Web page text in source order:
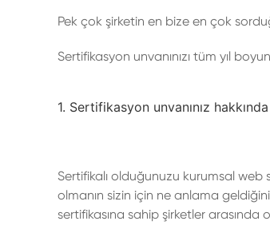
Pek çok şirketin en bize en çok
Sertifikasyon unvanınızı tüm yıl
1. Sertifikasyon unvanınız
Sertifikalı olduğunuzu kurumsal web
olmanın sizin için ne anlama
sertifikasına sahip şirketler arasında